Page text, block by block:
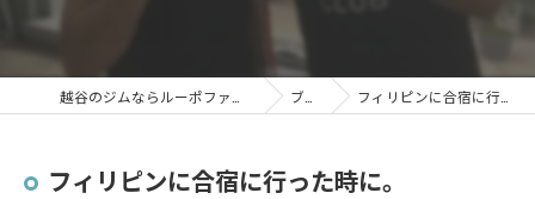
ブログ フィリピンに合宿に行った時に。
フィリピンに合宿に行った時に。